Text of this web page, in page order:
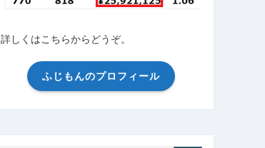
詳しくはこちらからどうぞ。
ふじもんのプロフィール